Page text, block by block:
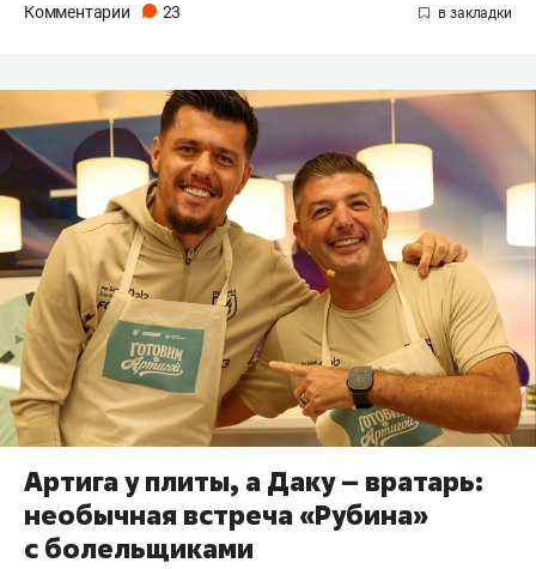
Комментарии 23
Артига у плиты, а Даку – вратарь:
необычная встреча «Рубина»
с болельщиками